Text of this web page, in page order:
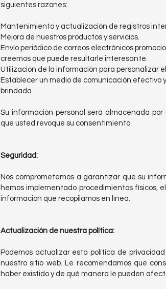
siguientes razones:
Mantenimiento y actualización de registros
Mejora de nuestros productos y servicios.
Envío periódico de correos electrónicos
creemos que puede resultarle interesante.
Utilización de la información para personalizar
Establecer un medio de comunicación
brindada.
Su información personal será almacenada
que usted revoque su consentimiento.
Seguridad:
Nos comprometemos a garantizar que su
hemos implementado procedimientos físicos,
información que recopilamos en línea.
Actualización de nuestra política:
Podemos actualizar esta política de
nuestro sitio web. Le recomendamos que
haber existido y de qué manera le pueden